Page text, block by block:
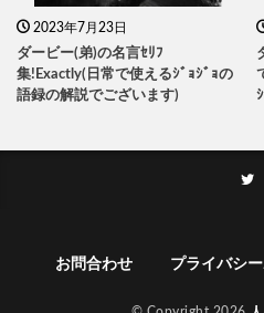
2023年7月23日
ダービー(弟)の名言ｾﾘﾌ
集!Exactly(日常で使えるｼﾞｮｼﾞｮの
語録の解説でございます)
お問合わせ プライバシ